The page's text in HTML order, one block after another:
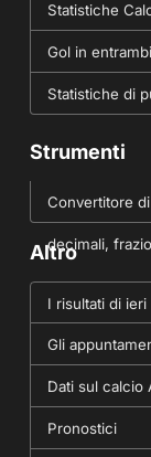
Statistiche
Gol in
Statistiche di
Strumenti
Convertitore
decimali,
Altro
I risultati di ieri
Gli
Dati sul calcio
Pronostici